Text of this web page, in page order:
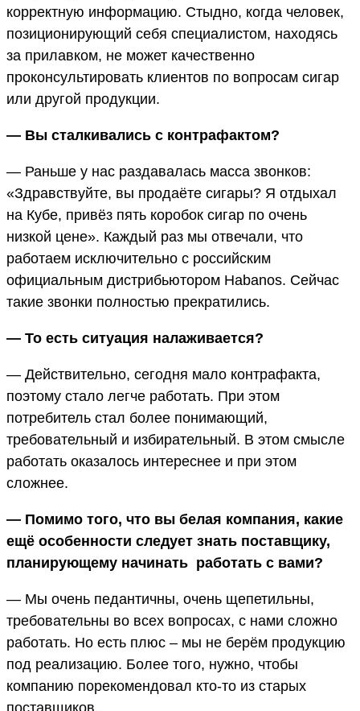
корректную информацию. Стыдно, когда человек,
позиционирующий себя специалистом, находясь
за прилавком, не может качественно
проконсультировать клиентов по вопросам сигар
или другой продукции.
— Вы сталкивались с контрафактом?
— Раньше у нас раздавалась масса звонков:
«Здравствуйте, вы продаёте сигары? Я отдыхал
на Кубе, привёз пять коробок сигар по очень
низкой цене». Каждый раз мы отвечали, что
работаем исключительно с российским
официальным дистрибьютором Habanos. Сейчас
такие звонки полностью прекратились.
— То есть ситуация налаживается?
— Действительно, сегодня мало контрафакта,
поэтому стало легче работать. При этом
потребитель стал более понимающий,
требовательный и избирательный. В этом смысле
работать оказалось интереснее и при этом
сложнее.
— Помимо того, что вы белая компания, какие
ещё особенности следует знать поставщику,
планирующему начинать работать с вами?
— Мы очень педантичны, очень щепетильны,
требовательны во всех вопросах, с нами сложно
работать. Но есть плюс – мы не берём продукцию
под реализацию. Более того, нужно, чтобы
компанию порекомендовал кто-то из старых